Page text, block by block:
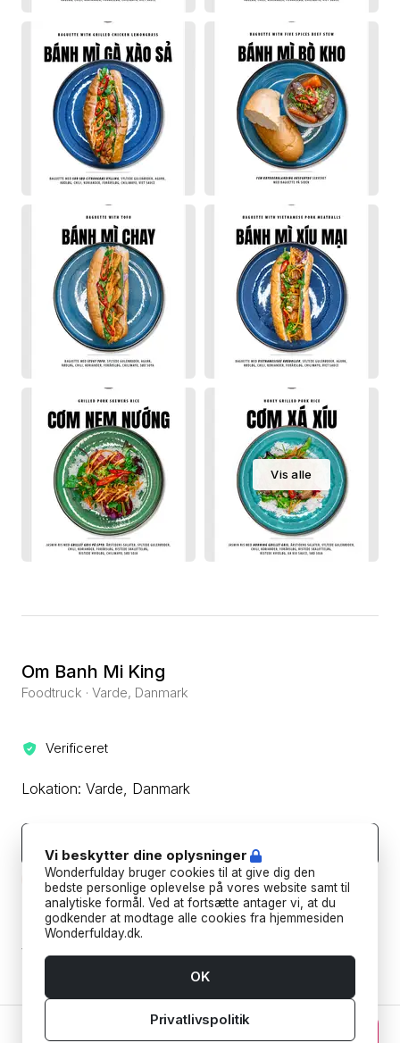
Vis alle
Om Banh Mi King
Foodtruck · Varde, Danmark
Verificeret
Lokation: Varde, Danmark
Beskyt din betaling ved aldrig at overføre eller kommunikere
uden for Wonderfulday's hjemmeside eller app.
Forudbetalings- og afbestillingspolitik
Tilføj datoer for at se forudbetalings- og
afbestillingspoltikken for din reservation.
Fortsæt
Vi beskytter dine oplysninger
Wonderfulday bruger cookies til at give dig den
bedste personlige oplevelse på vores website samt til
analytiske formål. Ved at fortsætte antager vi, at du
godkender at modtage alle cookies fra hjemmesiden
Wonderfulday.dk.
Privatlivspolitik
OK